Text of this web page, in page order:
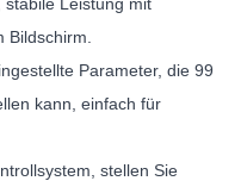
Parameter, die 99
kann, einfach für
stellen Sie